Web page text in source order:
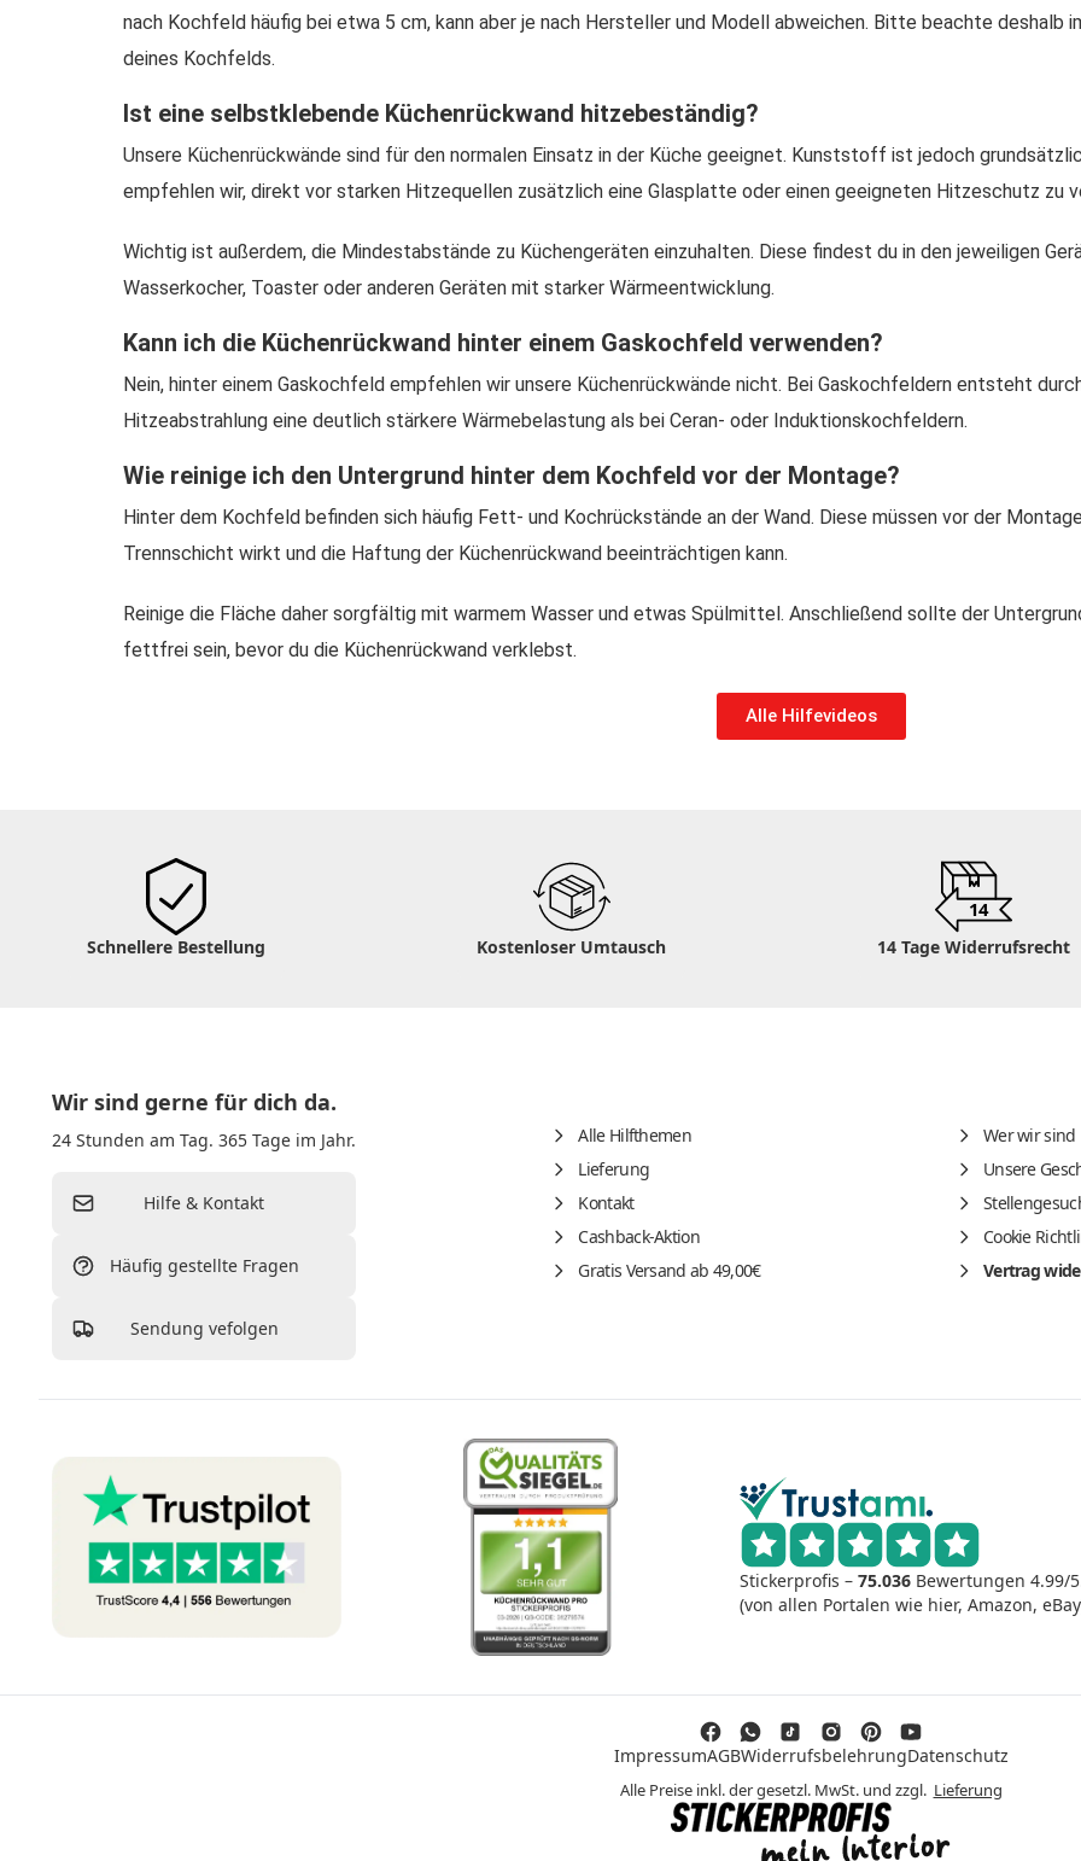
nach Kochfeld häufig bei etwa 5 cm, kann aber je nach Hersteller und Modell abweichen. Bitte beachte deshalb
deines Kochfelds.
Ist eine selbstklebende Küchenrückwand hitzebeständig?
Unsere Küchenrückwände sind für den normalen Einsatz in der Küche geeignet. Kunststoff ist jedoch
empfehlen wir, direkt vor starken Hitzequellen zusätzlich eine Glasplatte oder einen geeigneten Hitzeschutz zu
Wichtig ist außerdem, die Mindestabstände zu Küchengeräten einzuhalten. Diese findest du in den jeweiligen
Wasserkocher, Toaster oder anderen Geräten mit starker Wärmeentwicklung.
Kann ich die Küchenrückwand hinter einem Gaskochfeld verwenden?
Nein, hinter einem Gaskochfeld empfehlen wir unsere Küchenrückwände nicht. Bei Gaskochfeldern entsteht
Hitzeabstrahlung eine deutlich stärkere Wärmebelastung als bei Ceran- oder Induktionskochfeldern.
Wie reinige ich den Untergrund hinter dem Kochfeld vor der Montage?
Hinter dem Kochfeld befinden sich häufig Fett- und Kochrückstände an der Wand. Diese müssen vor der
Trennschicht wirkt und die Haftung der Küchenrückwand beeinträchtigen kann.
Reinige die Fläche daher sorgfältig mit warmem Wasser und etwas Spülmittel. Anschließend sollte der
fettfrei sein, bevor du die Küchenrückwand verklebst.
Alle Hilfevideos
Schnellere Bestellung Kostenloser Umtausch
14
14 Tage Widerrufsrecht
Wir sind gerne für dich da.
24 Stunden am Tag. 365 Tage im Jahr.
Hilfe & Kontakt
Häufig gestellte Fragen
Sendung vefolgen
Alle Hilfthemen
Lieferung
Kontakt
Cashback-Aktion
Gratis Versand ab 49,00€
Wer wir sind
Unsere
Cookie
Vertrag
Stickerprofis – 75.036 Bewertungen 4.99/
(von allen Portalen wie hier, Amazon,
ImpressumAGBWiderrufsbelehrungDatenschutz
Alle Preise inkl. der gesetzl. MwSt. und zzgl. Lieferung